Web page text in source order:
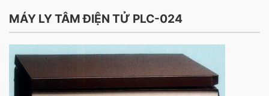
MÁY LY TÂM ĐIỆN TỬ PLC-024